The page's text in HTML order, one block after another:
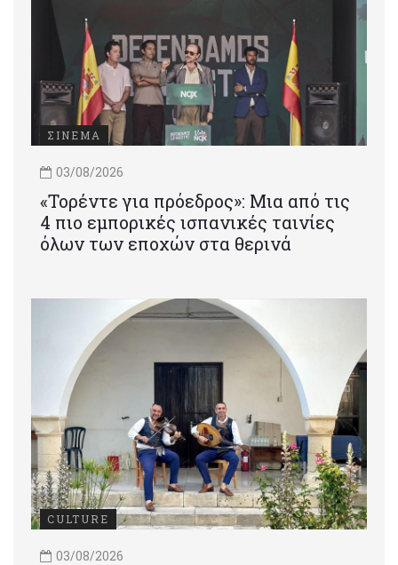
ΣΙΝΕΜΑ
03/08/2026
«Τορέντε για πρόεδρος»: Mια από τις
4 πιο εμπορικές ισπανικές ταινίες
όλων των εποχών στα θερινά
CULTURE
03/08/2026